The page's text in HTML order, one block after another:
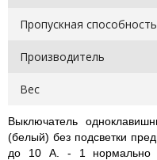
Пропускная способность
Производитель
Вес
Выключатель
(белый) без подсветки
до 10 А. - 1 нормально